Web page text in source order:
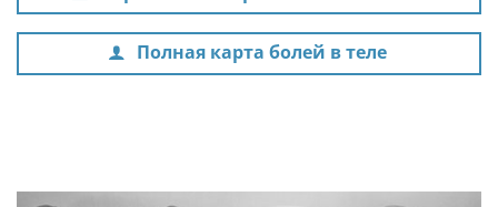
Полная карта болей в теле